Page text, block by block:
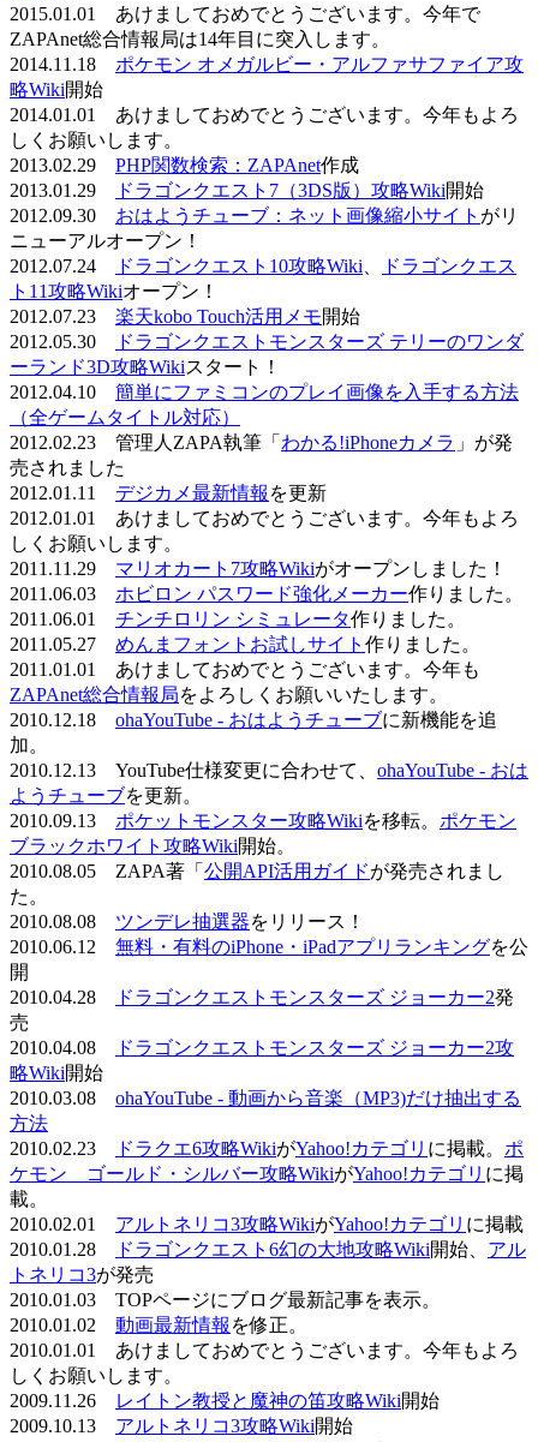
2015.01.01 あけましておめでとうございます。今年で
ZAPAnet総合情報局は14年目に突入します。
2014.11.18 ポケモン オメガルビー・アルファサファイア攻
略Wiki開始
2014.01.01 あけましておめでとうございます。今年もよろ
しくお願いします。
2013.02.29 PHP関数検索：ZAPAnet作成
2013.01.29
ドラゴンクエスト7（3DS版）攻略Wiki開始
2012.09.30 おはようチューブ：ネット画像縮小サイト がリ
ニューアルオープン！
2012.07.24
ドラゴンクエスト10攻略Wiki
ドラゴンクエス
ト11攻略Wikiオープン！
2012.07.23 楽天kobo Touch活用メモ開始
2012.05.30
ドラゴンクエストモンスターズ テリーのワンダ
ーランド3D攻略Wikiスタート！
2012.04.10 簡単にファミコンのプレイ画像を入手する方法
（全ゲームタイトル対応）
2012.02.23 管理人ZAPA執筆「 わかる!iPhoneカメラ 」が発
売されました
2012.01.11 デジカメ最新情報 を更新
2012.01.01 あけましておめでとうございます。今年もよろ
しくお願いします。
2011.11.29 マリオカート7攻略Wikiがオープンしました！
2011.06.03 ホビロン パスワード強化メーカー作りました。
2011.06.01 チンチロリン シミュレータ作りました。
2011.05.27 めんまフォントお試しサイト 作りました。
2011.01.01 あけましておめでとうございます。今年も
ZAPAnet総合情報局をよろしくお願いいたします。
2010.12.18 ohaYouTube - おはようチューブに新機能を追
加。
2010.12.13 YouTube仕様変更に合わせて、 ohaYouTube - おは
ようチューブを更新。
2010.09.13 ポケットモンスター攻略Wikiを移転。 ポケモン
ブラックホワイト攻略Wiki開始。
2010.08.05 ZAPA著「 公開API活用ガイドが発売されまし
た。
2010.08.08 ツンデレ抽選器をリリース！
2010.06.12 無料・有料のiPhone・iPadアプリランキングを公
開
2010.04.28
ドラゴンクエストモンスターズ ジョーカー2発
売
2010.04.08
ドラゴンクエストモンスターズ ジョーカー2攻
略Wiki開始
2010.03.08 ohaYouTube - 動画から音楽（MP3)だけ抽出する
方法
2010.02.23
ドラクエ6攻略WikiがYahoo!カテゴリ に掲載。 ポ
ケモン ゴールド・シルバー攻略WikiがYahoo!カテゴリ に掲
載。
2010.02.01 アルトネリコ3攻略WikiがYahoo!カテゴリ に掲載
2010.01.28
ドラゴンクエスト6幻の大地攻略Wiki開始、 アル
トネリコ3が発売
2010.01.03 TOPページにブログ最新記事を表示。
2010.01.02 動画最新情報 を修正。
2010.01.01 あけましておめでとうございます。今年もよろ
しくお願いします。
2009.11.26
レイトン教授と魔神の笛攻略Wiki開始
2009.10.13 アルトネリコ3攻略Wiki開始